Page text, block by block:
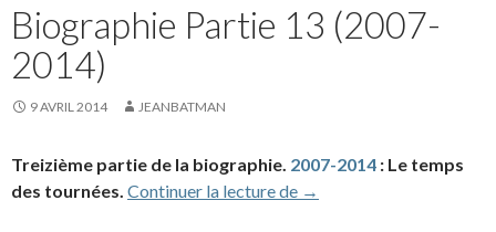
Biographie Partie 13 (2007-
2014)
9 AVRIL 2014 JEANBATMAN
Treizième partie de la biographie. 2007-2014 : Le temps
des tournées. Continuer la lecture de Biographie Partie 13
→